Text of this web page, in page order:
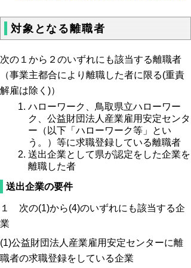
対象となる離職者
次の１から２のいずれにも該当する離職者
（事業主都合により離職した者に限る(重責
解雇は除く)）
ハローワーク、鳥取県立ハローワー
ク、公益財団法人産業雇用安定センタ
ー（以下「ハローワーク等」とい
う。）等に求職登録している離職者
送出企業として県が認定をした企業を
離職した者
送出企業の要件
１ 次の(1)から(4)のいずれにも該当する企
業
(1)公益財団法人産業雇用安定センターに離
職者の求職登録をしている企業
請
を
行
う
事
申
請
書
（様
式
第
雇
用
た
日
か
た
ら
６
月